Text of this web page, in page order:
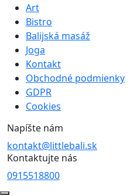
Art
Bistro
Balijská masáž
Joga
Kontakt
Obchodné podmienky
GDPR
Cookies
Napíšte nám
kontakt@littlebali.sk
Kontaktujte nás
0915518800